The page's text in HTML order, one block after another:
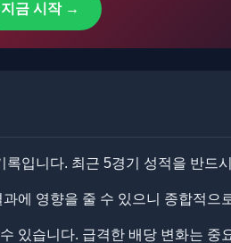
지금 시작 →
입니다. ​최근 5경기 성적을 반드
에 영향을 줄 수 있으니 종합적으
있습니다. ​급격한 배당 변화는 중